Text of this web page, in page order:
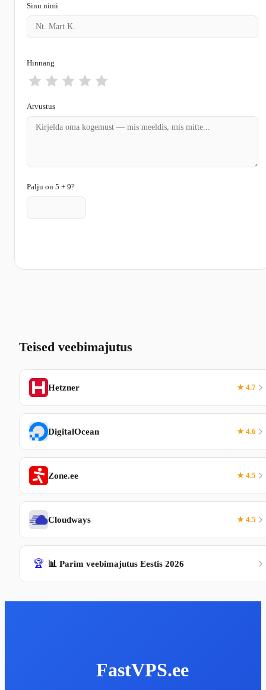
Sinu nimi
Hinnang
Arvustus
Palju on 5 + 9?
Teised veebimajutus
Hetzner ★ 4.7
DigitalOcean ★ 4.6
Zone.ee ★ 4.5
Cloudways ★ 4.5
🏆 📊 Parim veebimajutus Eestis 2026
FastVPS.ee